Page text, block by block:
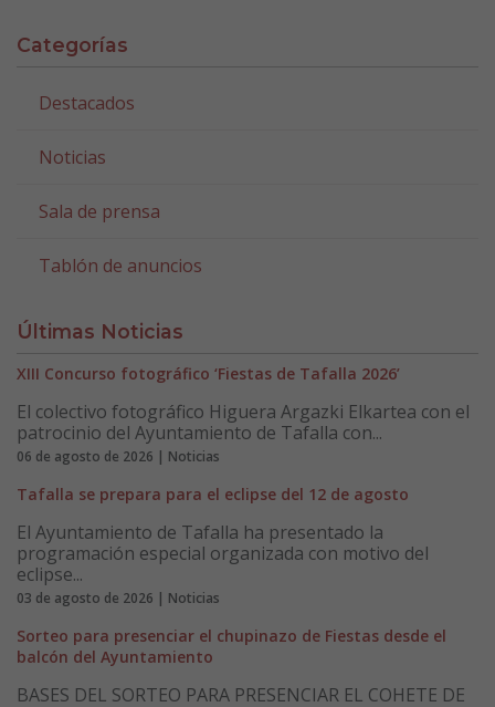
Categorías
Destacados
Noticias
Sala de prensa
Tablón de anuncios
Últimas Noticias
XIII Concurso fotográfico ‘Fiestas de Tafalla 2026’
El colectivo fotográfico Higuera Argazki Elkartea con el
patrocinio del Ayuntamiento de Tafalla con...
06 de agosto de 2026 | Noticias
Tafalla se prepara para el eclipse del 12 de agosto
El Ayuntamiento de Tafalla ha presentado la
programación especial organizada con motivo del
eclipse...
03 de agosto de 2026 | Noticias
Sorteo para presenciar el chupinazo de Fiestas desde el
balcón del Ayuntamiento
BASES DEL SORTEO PARA PRESENCIAR EL COHETE DE